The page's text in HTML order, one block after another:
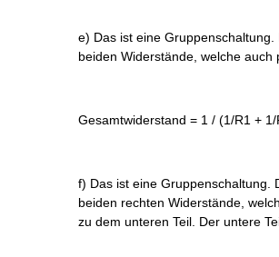
e) Das ist eine
beiden Widerstände, welche auch
Gesamtwiderstand = 1 / (1/R1 +
f) Das ist eine Gruppenschaltung.
beiden rechten Widerstände,
zu dem unteren Teil. Der untere